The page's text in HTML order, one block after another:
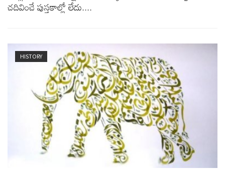
చదివించే పుస్తకాల్లో లేదు....
HISTORY